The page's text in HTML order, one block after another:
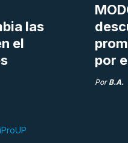
las
el
por
Por B.A.
iProUP